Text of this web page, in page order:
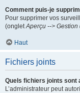
Comment puis-je
Pour supprimer vos
(ongletAperçu -->
Haut
Fichiers joints
Quels fichiers joints sont
L’administrateur peut